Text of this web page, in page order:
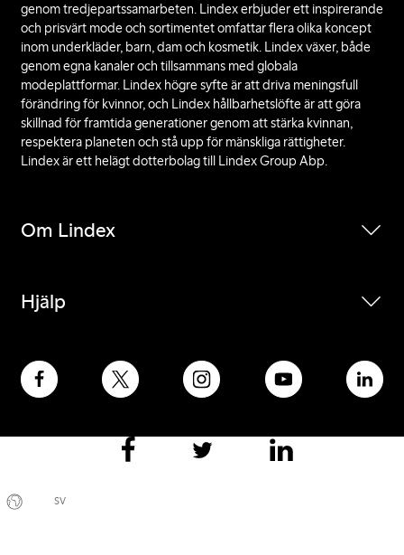
genom tredjepartssamarbeten. Lindex erbjuder ett inspirerande
och prisvärt mode och sortimentet omfattar flera olika koncept
inom underkläder, barn, dam och kosmetik. Lindex växer, både
genom egna kanaler och tillsammans med globala
modeplattformar. Lindex högre syfte är att driva meningsfull
förändring för kvinnor, och Lindex hållbarhetslöfte är att göra
skillnad för framtida generationer genom att stärka kvinnan,
respektera planeten och stå upp för mänskliga rättigheter.
Lindex är ett helägt dotterbolag till Lindex Group Abp.
Om Lindex
Hjälp
SV